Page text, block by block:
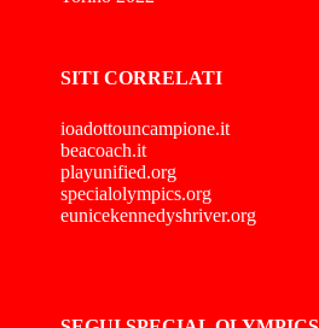
SITI CORRELATI
ioadottouncampione.it
beacoach.it
playunified.org
specialolympics.org
eunicekennedyshriver.org